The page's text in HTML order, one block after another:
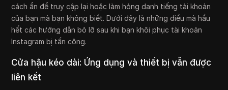
cách ẩn để truy cập lại hoặc làm hỏng danh tiếng tài khoản
của bạn mà bạn không biết. Dưới đây là những điều mà hầu
hết các hướng dẫn bỏ lỡ sau khi bạn khôi phục tài khoản
Instagram bị tấn công.
Cửa hậu kéo dài: Ứng dụng và thiết bị vẫn được
liên kết